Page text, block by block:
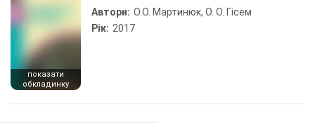
показати
обкладинку
Автори: О.О. Мартинюк, О. О. Гісем
Рік: 2017